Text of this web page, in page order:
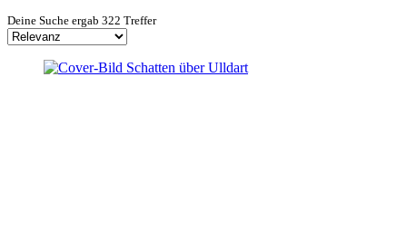
Deine Suche ergab 322 Treffer